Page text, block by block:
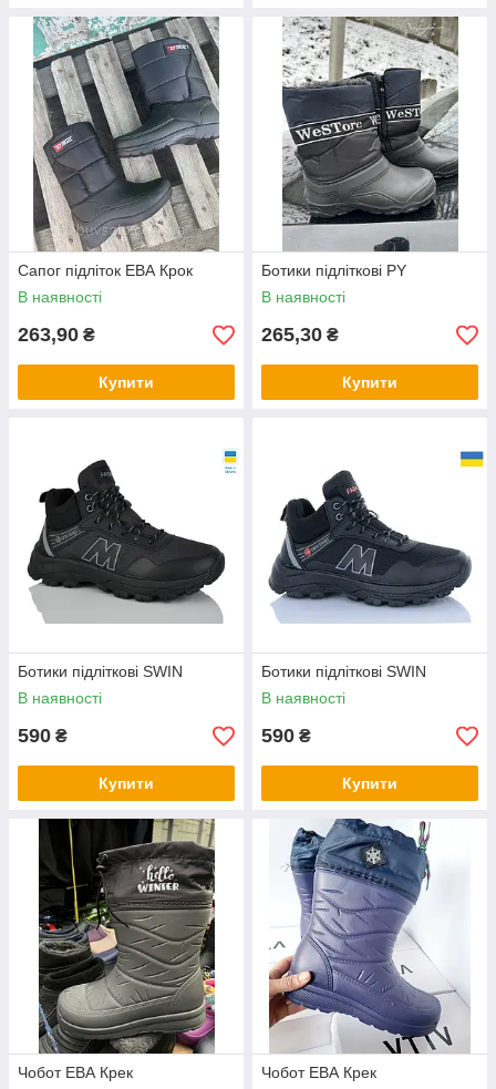
Cапог підліток ЕВА Крок
В наявності
263,90 ₴
Купити
Ботики підліткові PY
В наявності
265,30 ₴
Купити
Ботики підліткові SWIN
В наявності
590 ₴
Купити
Ботики підліткові SWIN
В наявності
590 ₴
Купити
Чобот ЕВА Крек
Чобот ЕВА Крек